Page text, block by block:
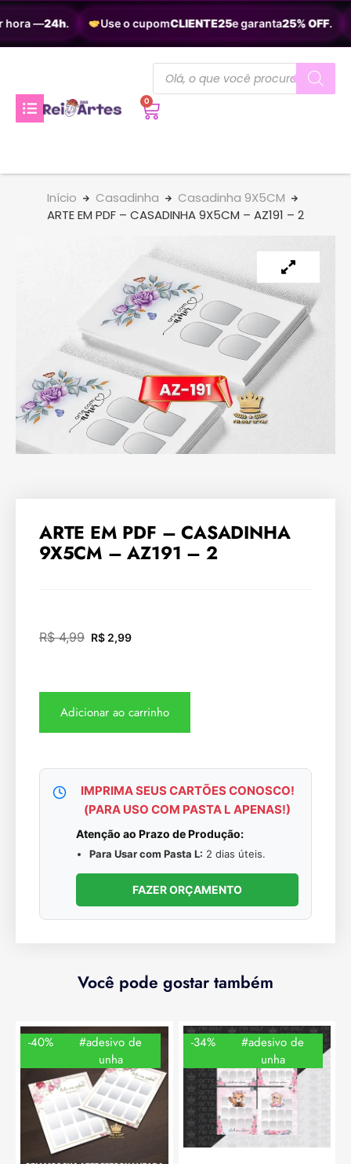
—24h. Use o cupomCLIENTE25e garanta25% OFF.
0
Início Casadinha
Casadinha 9X5CM
ARTE EM PDF – CASADINHA 9X5CM – AZ191 – 2
ARTE EM PDF – CASADINHA
9X5CM – AZ191 – 2
R$4,99 R$2,99
Adicionar ao carrinho
IMPRIMA SEUS CARTÕES CONOSCO!
(PARA USO COM PASTA L APENAS!)
Atenção ao Prazo de Produção:
Para Usar com Pasta L: 2 dias úteis.
FAZER ORÇAMENTO
Você pode gostar também
-40%
#adesivo de
unha
-34%
#adesivo de
unha